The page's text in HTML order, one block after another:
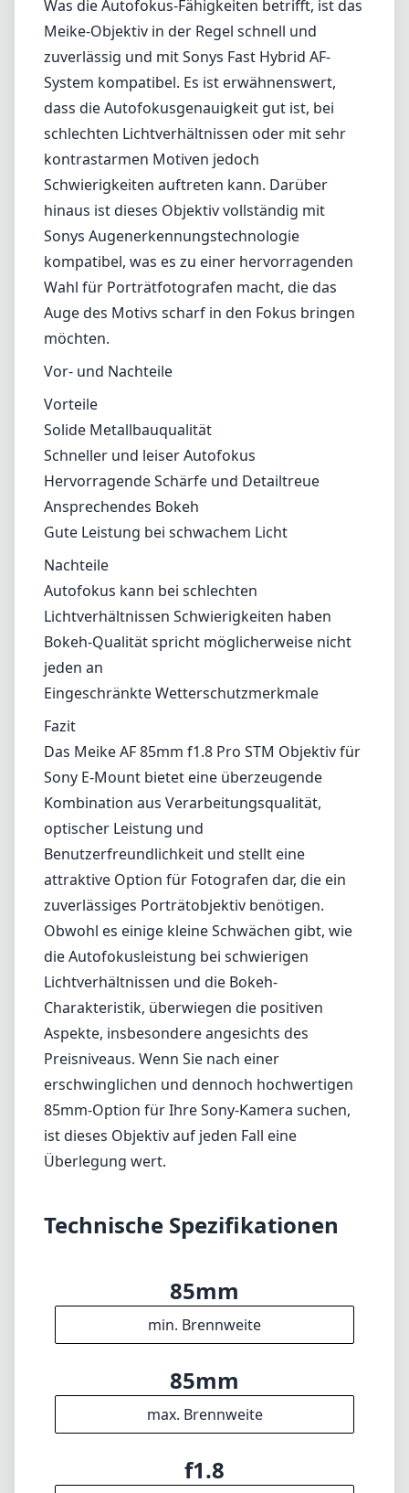
Was die Autofokus-Fähigkeiten betrifft, ist das
Meike-Objektiv in der Regel schnell und
zuverlässig und mit Sonys Fast Hybrid AF-
System kompatibel. Es ist erwähnenswert,
dass die Autofokusgenauigkeit gut ist, bei
schlechten Lichtverhältnissen oder mit sehr
kontrastarmen Motiven jedoch
Schwierigkeiten auftreten kann. Darüber
hinaus ist dieses Objektiv vollständig mit
Sonys Augenerkennungstechnologie
kompatibel, was es zu einer hervorragenden
Wahl für Porträtfotografen macht, die das
Auge des Motivs scharf in den Fokus bringen
möchten.
Vor- und Nachteile
Vorteile
Solide Metallbauqualität
Schneller und leiser Autofokus
Hervorragende Schärfe und Detailtreue
Ansprechendes Bokeh
Gute Leistung bei schwachem Licht
Nachteile
Autofokus kann bei schlechten
Lichtverhältnissen Schwierigkeiten haben
Bokeh-Qualität spricht möglicherweise nicht
jeden an
Eingeschränkte Wetterschutzmerkmale
Fazit
Das Meike AF 85mm f1.8 Pro STM Objektiv für
Sony E-Mount bietet eine überzeugende
Kombination aus Verarbeitungsqualität,
optischer Leistung und
Benutzerfreundlichkeit und stellt eine
attraktive Option für Fotografen dar, die ein
zuverlässiges Porträtobjektiv benötigen.
Obwohl es einige kleine Schwächen gibt, wie
die Autofokusleistung bei schwierigen
Lichtverhältnissen und die Bokeh-
Charakteristik, überwiegen die positiven
Aspekte, insbesondere angesichts des
Preisniveaus. Wenn Sie nach einer
erschwinglichen und dennoch hochwertigen
85mm-Option für Ihre Sony-Kamera suchen,
ist dieses Objektiv auf jeden Fall eine
Überlegung wert.
Technische Spezifikationen
85mm
min. Brennweite
85mm
max. Brennweite
f1.8